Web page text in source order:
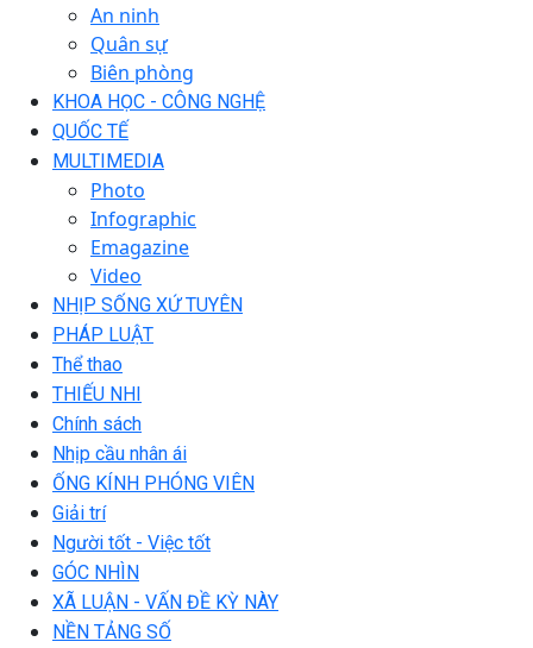
An ninh
Quân sự
Biên phòng
KHOA HỌC - CÔNG NGHỆ
QUỐC TẾ
MULTIMEDIA
Photo
Infographic
Emagazine
Video
NHỊP SỐNG XỨ TUYÊN
PHÁP LUẬT
Thể thao
THIẾU NHI
Chính sách
Nhịp cầu nhân ái
ỐNG KÍNH PHÓNG VIÊN
Giải trí
Người tốt - Việc tốt
GÓC NHÌN
XÃ LUẬN - VẤN ĐỀ KỲ NÀY
NỀN TẢNG SỐ